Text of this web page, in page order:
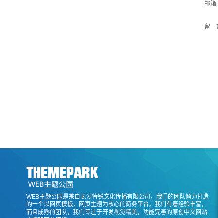
邮箱
留
WEB主题公园是秉自长沙特锐文化传播有限公司，我们的团队倾力打造
的一个以网页模板，网页主题为核心的商务平台。我们有着经验丰富，
而且成熟的团队，我们专注于开发视觉精美，功能完善的原创中文网站